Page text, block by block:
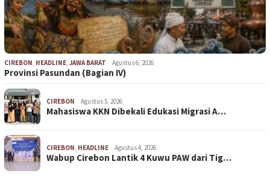
CIREBON, HEADLINE, JAWA BARAT Agustus 6, 2026
Provinsi Pasundan (Bagian IV)
CIREBON Agustus 5, 2026
Mahasiswa KKN Dibekali Edukasi Migrasi A…
CIREBON, HEADLINE Agustus 4, 2026
Wabup Cirebon Lantik 4 Kuwu PAW dari Tig…